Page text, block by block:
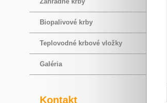
Biopalivové krby
Teplovodné krbové vložky
Galéria
Kontakt